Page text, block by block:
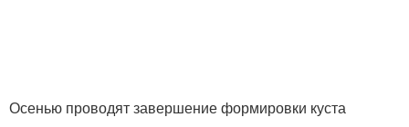
Осенью проводят завершение формировки куста